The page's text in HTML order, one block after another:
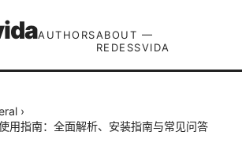
AUTHORSABOUT —
REDESSVIDA
›
用指南：全面解析、安装指南与常见问答